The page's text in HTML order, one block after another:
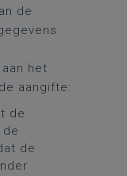
de
het
aangifte:
de
de